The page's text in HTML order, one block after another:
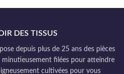
DES TISSUS
depuis plus de 25 ans des pièces
minutieusement filées pour atteindre
cultivées pour vous